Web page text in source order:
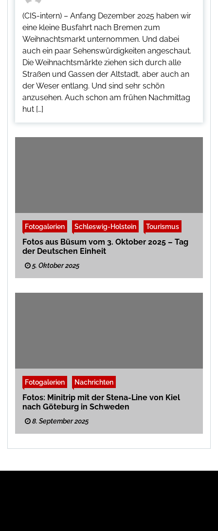
(CIS-intern) – Anfang Dezember 2025 haben wir
eine kleine Busfahrt nach Bremen zum
Weihnachtsmarkt unternommen. Und dabei
auch ein paar Sehenswürdigkeiten angeschaut.
Die Weihnachtsmärkte ziehen sich durch alle
Straßen und Gassen der Altstadt, aber auch an
der Weser entlang. Und sind sehr schön
anzusehen. Auch schon am frühen Nachmittag
hut […]
Fotogalerien Schleswig-Holstein Tourismus
Fotos aus Büsum vom 3. Oktober 2025 – Tag
der Deutschen Einheit
5. Oktober 2025
Fotogalerien Nachrichten
Fotos: Minitrip mit der Stena-Line von Kiel
nach Göteburg in Schweden
8. September 2025